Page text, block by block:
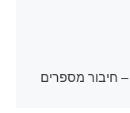
– חיבור מספרים